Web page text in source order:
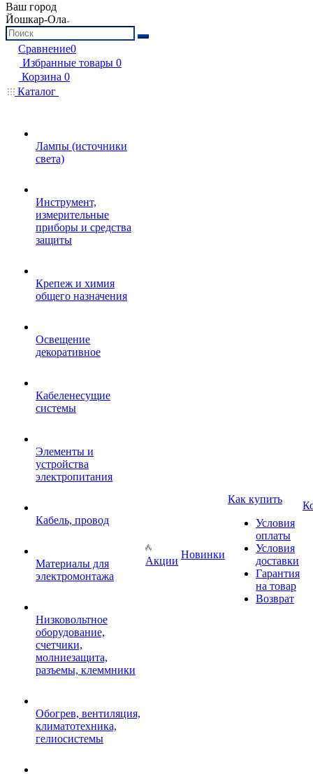
Ваш город
Йошкар-Ола
Сравнение0
Избранные товары 0
Корзина 0
Каталог
Лампы (источники
света)
Инструмент,
измерительные
приборы и средства
защиты
Крепеж и химия
общего назначения
Освещение
декоративное
Кабеленесущие
системы
Элементы и
устройства
электропитания
Кабель, провод
Материалы для
электромонтажа
Низковольтное
оборудование,
счетчики,
молниезащита,
разъемы, клеммники
Обогрев, вентиляция,
климатотехника,
гелиосистемы
Акции
Новинки
Как купить
Условия
оплаты
Условия
доставки
Гарантия
на товар
Возврат